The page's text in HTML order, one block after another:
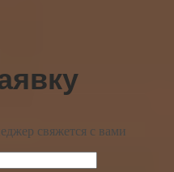
свяжется с вами